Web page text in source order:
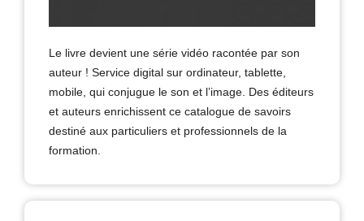
Le livre devient une série vidéo racontée par son
auteur ! Service digital sur ordinateur, tablette,
mobile, qui conjugue le son et l’image. Des éditeurs
et auteurs enrichissent ce catalogue de savoirs
destiné aux particuliers et professionnels de la
formation.